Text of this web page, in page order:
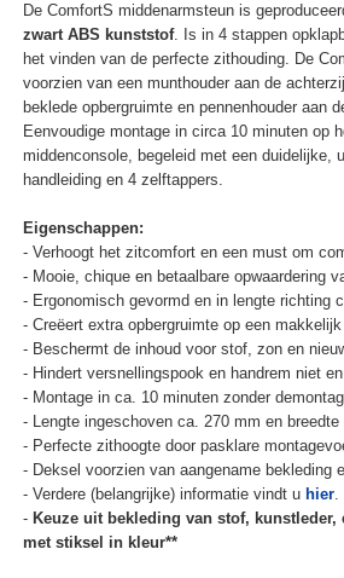
De ComfortS middenarmsteun is
zwart ABS kunststof. Is in 4 stappen
het vinden van de perfecte zithouding. De
voorzien van een munthouder aan de
beklede opbergruimte en pennenhouder aan
Eenvoudige montage in circa 10 minuten op
middenconsole, begeleid met een duidelijke,
handleiding en 4 zelftappers.
Eigenschappen:
- Verhoogt het zitcomfort en een must om
- Mooie, chique en betaalbare opwaardering
- Ergonomisch gevormd en in lengte richting
- Creëert extra opbergruimte op een
- Beschermt de inhoud voor stof, zon en
- Hindert versnellingspook en handrem niet
- Montage in ca. 10 minuten zonder
- Lengte ingeschoven ca. 270 mm en
- Perfecte zithoogte door pasklare
- Deksel voorzien van aangename bekleding
- Verdere (belangrijke) informatie vindt u hier.
- Keuze uit bekleding van stof, kunstleder,
met stiksel in kleur**